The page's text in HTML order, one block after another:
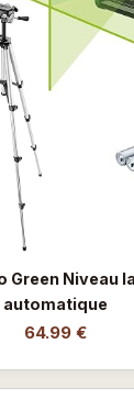
Green Niveau
automatique
64.99 €